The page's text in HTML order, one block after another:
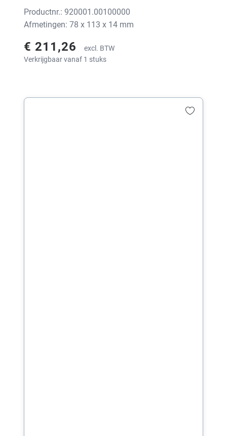
Productnr.: 920001.00100000
Afmetingen: 78 x 113 x 14 mm
€ 211,26
excl. BTW
Verkrijgbaar vanaf 1 stuks